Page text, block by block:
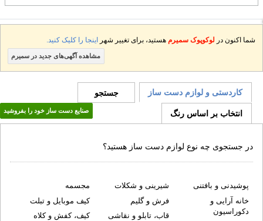
لوکوپوک سمیرمهستید، برای تغییر شهر اینجا را کلیک کنید.
مشاهده آگهی‌های جدید در سمیرم
و لوازم دست ساز جستجو
بر اساس رنگ صنایع دست ساز خود را بفروشید
چه نوع لوازم دست ساز هستید؟
بافتنی
شیرینی و شکلات
قاب، تابلو و نقاشی
مجسمه
کیف موبایل و تبلت
کیف، کفش و کلاه